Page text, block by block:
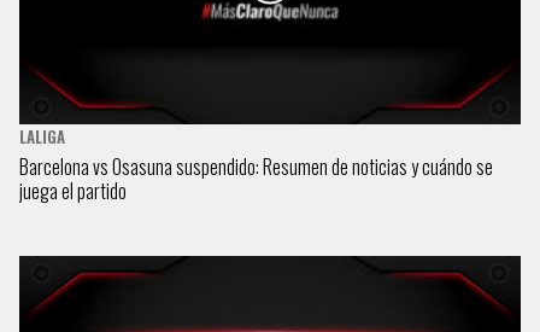
LALIGA
Barcelona vs Osasuna suspendido: Resumen de noticias y cuándo se
juega el partido